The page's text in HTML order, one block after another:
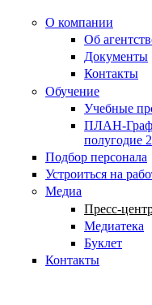
О компании
Об
Документы
Контакты
Обучение
Учебные
ПЛАН-
полугодие
Подбор персонала
Устроиться на
Медиа
Пресс-
Медиатека
Буклет
Контакты